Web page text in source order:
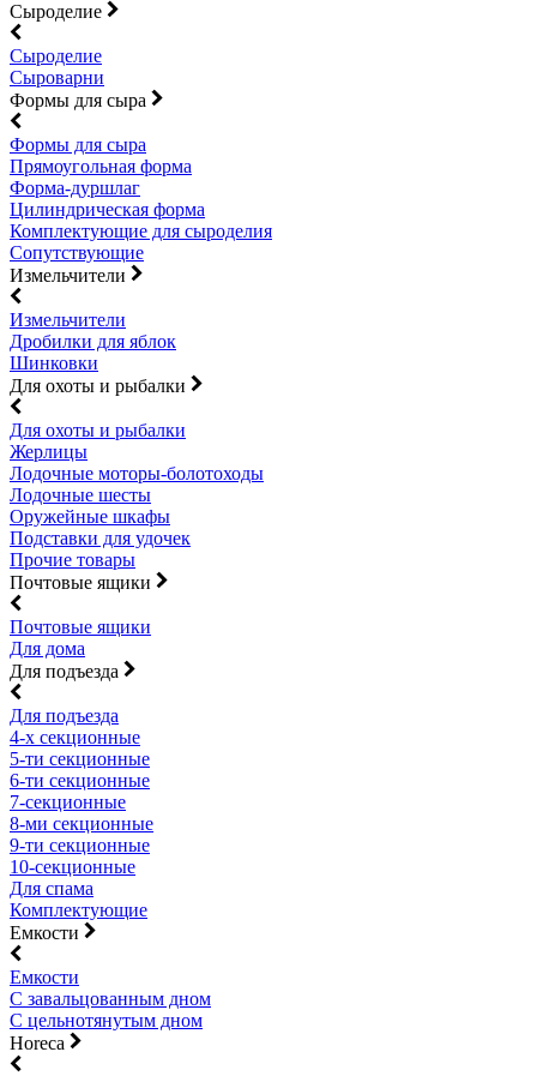
Сыроделие
Сыроделие
Сыроварни
Формы для сыра
Формы для сыра
Прямоугольная форма
Форма-дуршлаг
Цилиндрическая форма
Комплектующие для сыроделия
Сопутствующие
Измельчители
Измельчители
Дробилки для яблок
Шинковки
Для охоты и рыбалки
Для охоты и рыбалки
Жерлицы
Лодочные моторы-болотоходы
Лодочные шесты
Оружейные шкафы
Подставки для удочек
Прочие товары
Почтовые ящики
Почтовые ящики
Для дома
Для подъезда
Для подъезда
4-х секционные
5-ти секционные
6-ти секционные
7-секционные
8-ми секционные
9-ти секционные
10-секционные
Для спама
Комплектующие
Емкости
Емкости
С завальцованным дном
С цельнотянутым дном
Horeca